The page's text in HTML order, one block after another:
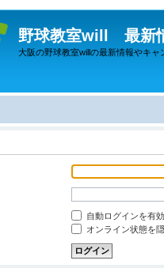
野球教室will 最新
大阪の野球教室willの最新情報やキ
自動ログインを有
オンライン状態を